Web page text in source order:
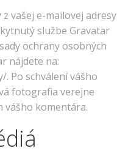
vašej e-mailovej adresy
službe Gravatar
ochrany osobných
nájdete na:
Po schválení vášho
fotografia verejne
vášho komentára.